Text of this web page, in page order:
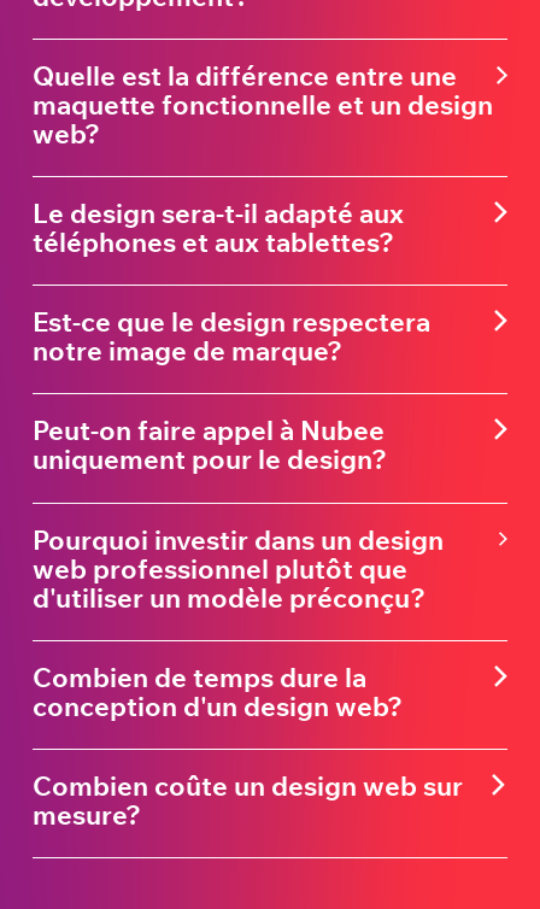
Quelle est la différence entre une
maquette fonctionnelle et un design
web?
Le design sera-t-il adapté aux
téléphones et aux tablettes?
Est-ce que le design respectera
notre image de marque?
Peut-on faire appel à Nubee
uniquement pour le design?
Pourquoi investir dans un design
web professionnel plutôt que
d'utiliser un modèle préconçu?
Combien de temps dure la
conception d'un design web?
Combien coûte un design web sur
mesure?